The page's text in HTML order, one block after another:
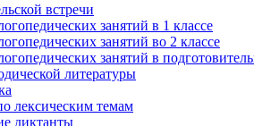
встречи
занятий в 1 классе
занятий во 2 классе
занятий в
литературы
лексическим темам
диктанты